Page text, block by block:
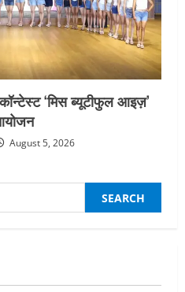
‘मिस ब्यूटीफुल आइज़’
August 5, 2026